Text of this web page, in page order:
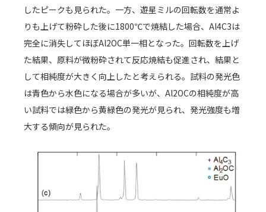
したピークも見られた。一方、遊星ミルの回転数を通常よ
りも上げて粉砕した後に1800℃で焼結した場合、Al4C3は
完全に消失してほぼAl2OC単一相となった。回転数を上げ
た結果、原料が微粉砕されて反応焼結も促進され、結果と
して相純度が大きく向上したと考えられる。試料の発光色
は青色から水色になる場合が多いが、Al2OCの相純度が高
い試料では緑色から黄緑色の発光が見られ、発光強度も増
大する傾向が見られた。